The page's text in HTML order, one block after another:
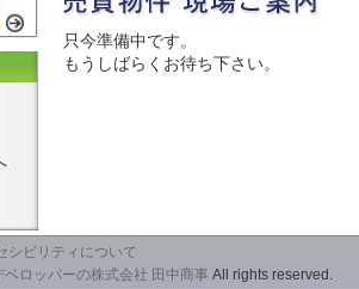
只今準備中です。
もうしばらくお待ち下さい。
シビリティについて
ベロッパーの株式会社 田中商事 All rights reserved.